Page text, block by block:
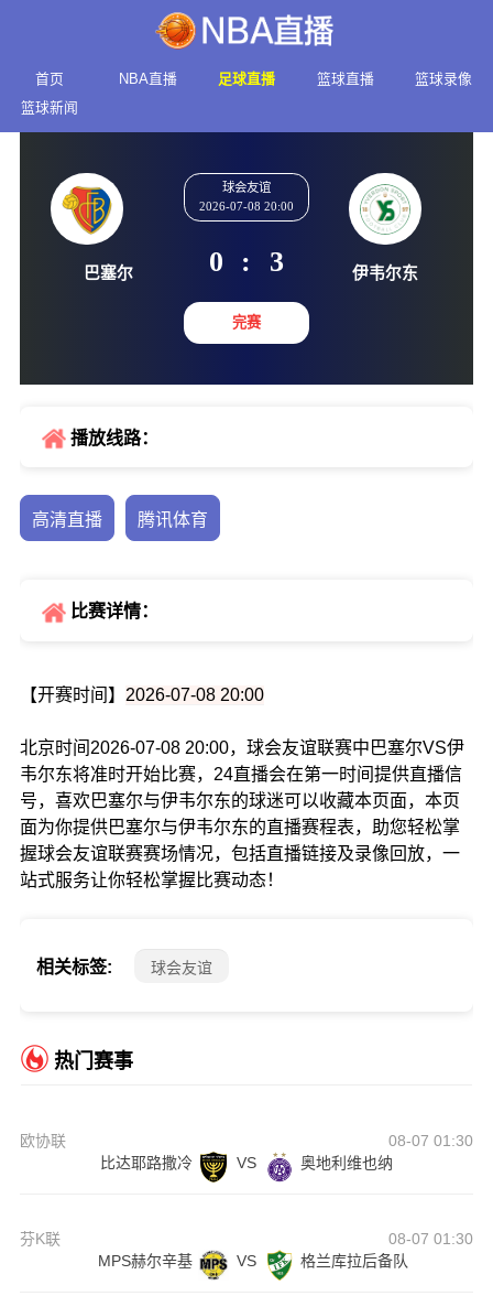
首页 NBA直播 足球直播 篮球直播
篮球录像
篮球新闻
2026-07-08 20:00
0 :
播放线路：
高清直播 腾讯体育
比赛详情：
【开赛时间】 2026-07-08 20:00
北京时间2026-07-08 20:00，球会友谊联赛中巴塞尔VS伊
韦尔东将准时开始比赛，24直播会在第一时间提供直播信
号，喜欢巴塞尔与伊韦尔东的球迷可以收藏本页面，本页
面为你提供巴塞尔与伊韦尔东的直播赛程表，助您轻松掌
握球会友谊联赛赛场情况，包括直播链接及录像回放，一
站式服务让你轻松掌握比赛动态！
相关标签: 球会友谊
热门赛事
欧协联
08-07 01:30
比达耶路撒冷
VS 奥地利维也纳
芬K联
08-07 01:30
MPS赫尔辛基
VS 格兰库拉后备队